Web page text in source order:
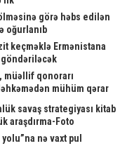
kimlərə
Çingiz
GƏLDİ -
ziyanı
görə həbs edilən
oğurlanıb
keçməklə Ermənistana
göndəriləcək
müəllif qonorarı
mühüm qərar
savaş strategiyası kitab
araşdırma-Foto
nə vaxt pul